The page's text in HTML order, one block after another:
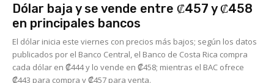
Dólar baja y se vende entre ₡457 y ₡458
en principales bancos
El dólar inicia este viernes con precios más bajos; según los datos
publicados por el Banco Central, el Banco de Costa Rica compra
cada dólar en ₡444 y lo vende en ₡458; mientras el BAC ofrece
₡443 para compra y ₡457 para venta.